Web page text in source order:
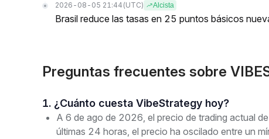
2026-08-05 21:44 (UTC) Alcista
Brasil reduce las tasas en 25 puntos básicos
Preguntas frecuentes sobre
1. ¿Cuánto cuesta VibeStrategy hoy?
A 6 de ago de 2026, el precio de trading actual
últimas 24 horas, el precio ha oscilado entre un